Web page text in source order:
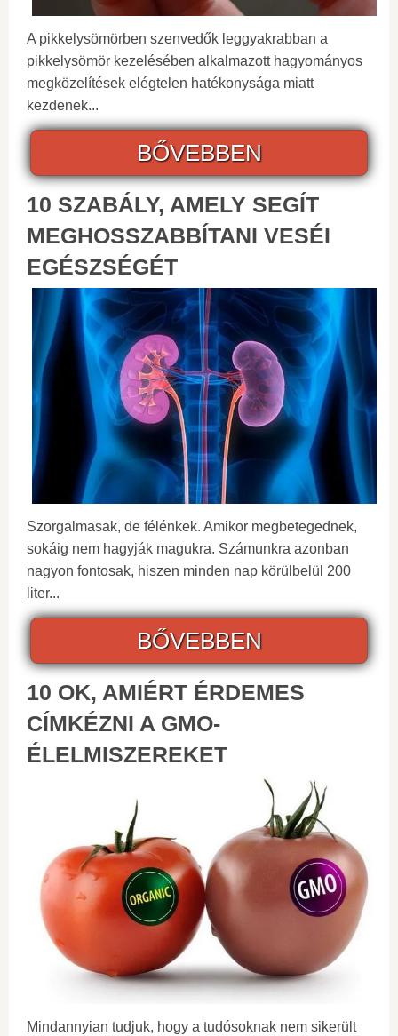
A pikkelysömörben szenvedők leggyakrabban a
pikkelysömör kezelésében alkalmazott hagyományos
megközelítések elégtelen hatékonysága miatt
kezdenek...
BŐVEBBEN
10 SZABÁLY, AMELY SEGÍT
MEGHOSSZABBÍTANI VESÉI
EGÉSZSÉGÉT
Szorgalmasak, de félénkek. Amikor megbetegednek,
sokáig nem hagyják magukra. Számunkra azonban
nagyon fontosak, hiszen minden nap körülbelül 200
liter...
BŐVEBBEN
10 OK, AMIÉRT ÉRDEMES
CÍMKÉZNI A GMO-
ÉLELMISZEREKET
Mindannyian tudjuk, hogy a tudósoknak nem sikerült